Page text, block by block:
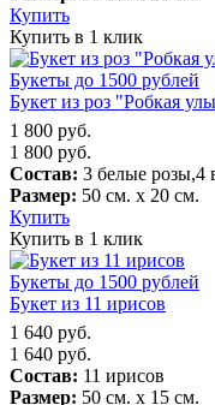
Купить
Купить в 1 клик
Букеты до 1500 рублей
Букет из роз "Робкая
1 800 руб.
1 800 руб.
Состав: 3 белые розы,4
Размер: 50 см. х 20 см.
Купить
Купить в 1 клик
Букеты до 1500 рублей
Букет из 11 ирисов
1 640 руб.
1 640 руб.
Состав: 11 ирисов
Размер: 50 см. х 15 см.